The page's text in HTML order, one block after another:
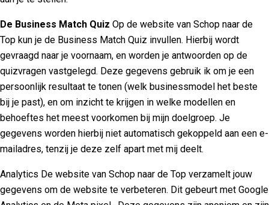
De Business Match Quiz Op de website van Schop naar de
Top kun je de Business Match Quiz invullen. Hierbij wordt
gevraagd naar je voornaam, en worden je antwoorden op de
quizvragen vastgelegd. Deze gegevens gebruik ik om je een
persoonlijk resultaat te tonen (welk businessmodel het beste
bij je past), en om inzicht te krijgen in welke modellen en
behoeftes het meest voorkomen bij mijn doelgroep. Je
gegevens worden hierbij niet automatisch gekoppeld aan een e-
mailadres, tenzij je deze zelf apart met mij deelt.
Analytics De website van Schop naar de Top verzamelt jouw
gegevens om de website te verbeteren. Dit gebeurt met Google